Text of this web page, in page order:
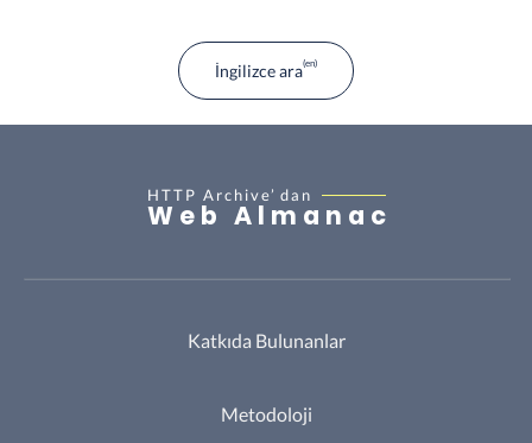
İngilizce ara
HTTP Archive’ dan
Web Almanac
Katkıda Bulunanlar
Metodoloji